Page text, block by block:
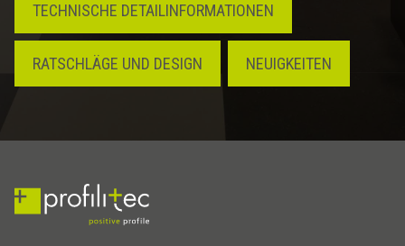
TECHNISCHE DETAILINFORMATIONEN
RATSCHLÄGE UND DESIGN NEUIGKEITEN